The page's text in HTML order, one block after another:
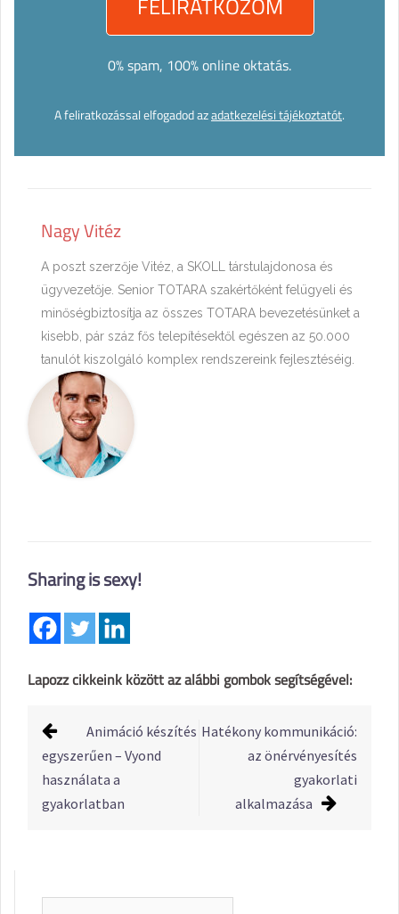
0% spam, 100% online oktatás.
A feliratkozással elfogadod azadatkezelési tájékoztatót.
Nagy Vitéz
A poszt szerzője Vitéz, a SKOLL társtulajdonosa és
ügyvezetője. Senior TOTARA szakértőként felügyeli és
minőségbiztosítja az összes TOTARA bevezetésünket a
kisebb, pár száz fős telepítésektől egészen az 50.000
tanulót kiszolgáló komplex rendszereink fejlesztéséig.
Sharing is sexy!
Lapozz cikkeink között az alábbi gombok segítségével:
Post
navigation
Animáció készítés
egyszerűen – Vyond
használata a
gyakorlatban
Hatékony kommunikáció:
az önérvényesítés
gyakorlati
alkalmazása